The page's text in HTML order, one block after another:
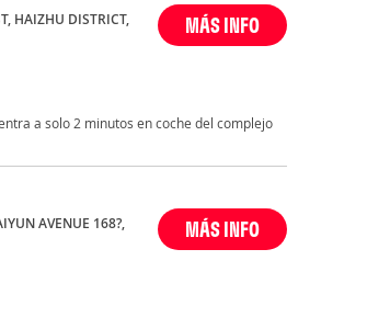
HAIZHU DISTRICT, MÁS INFO
a solo 2 minutos en coche del complejo
AVENUE 168?, MÁS INFO